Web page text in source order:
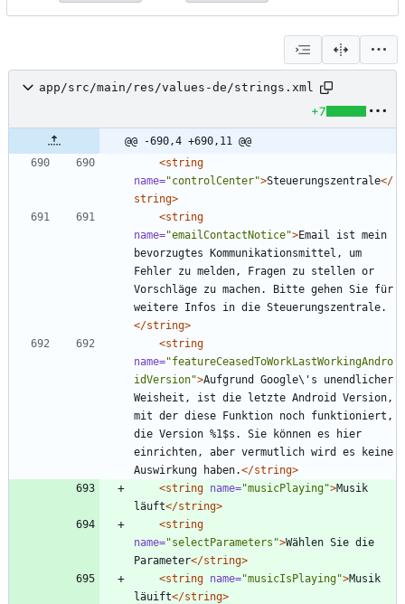
app/src/main/res/values-de/strings.xml
+7
@@ -690,4 +690,11 @@
<string
name="controlCenter">Steuerungszentrale</
string>
<string
name="emailContactNotice">Email ist mein
bevorzugtes Kommunikationsmittel, um
Fehler zu melden, Fragen zu stellen or
Vorschläge zu machen. Bitte gehen Sie für
weitere Infos in die Steuerungszentrale.
</string>
<string
name="featureCeasedToWorkLastWorkingAndro
idVersion">Aufgrund Google\'s unendlicher
Weisheit, ist die letzte Android Version,
mit der diese Funktion noch funktioniert,
die Version %1$s. Sie können es hier
einrichten, aber vermutlich wird es keine
Auswirkung haben.</string>
<string name="musicPlaying">Musik
läuft</string>
<string
name="selectParameters">Wählen Sie die
Parameter</string>
<string name="musicIsPlaying">Musik
läuift</string>